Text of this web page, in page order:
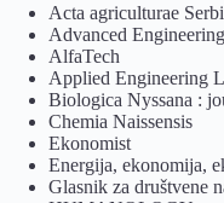
Acta agriculturae
Advanced
AlfaTech
Applied Engineering
Biologica Nyssana :
Chemia Naissensis
Ekonomist
Energija, ekonomija,
Glasnik za društvene